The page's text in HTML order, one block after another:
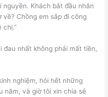
nguyền. Khách bắt đầu nhắn
về? Chồng em sắp đi công
chị.”
nhất không phải mất tiền,
nghiệm, hỏi hết những
năm, và giờ tôi xin chia sẻ